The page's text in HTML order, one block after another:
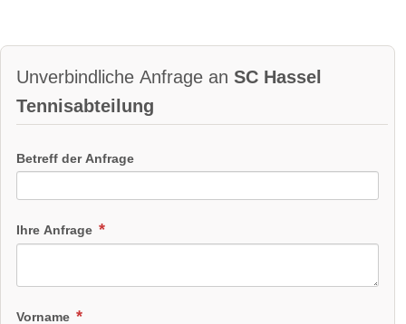
Unverbindliche Anfrage an SC Hassel
Tennisabteilung
Betreff der Anfrage
Ihre Anfrage
Vorname